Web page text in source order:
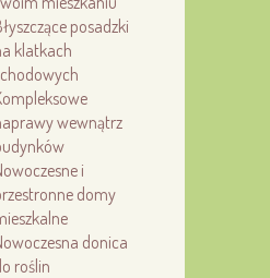
posadzki
klatkach
wewnątrz
i
domy
donica
roślin